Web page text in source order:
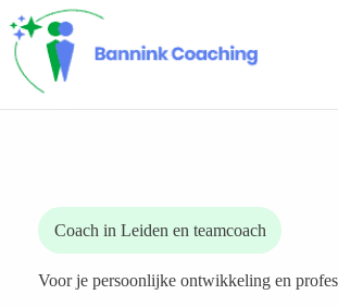
naar
de
inhoud
Coach in Leiden en teamcoach
Voor je persoonlijke ontwikkeling en